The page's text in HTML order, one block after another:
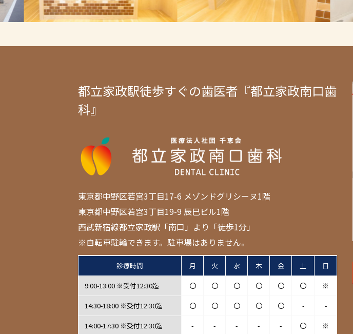
都立家政駅徒歩すぐの歯医者『都立家政南口歯
科』
東京都中野区若宮3丁目17-6 メゾンドグリシーヌ1階
東京都中野区若宮3丁目19-9 辰巳ビル1階
西武新宿線都立家政駅「南口」より「徒歩1分」
※自転車駐輪できます。駐車場はありません。
診療時間 月 火 水 木 金 土 日
9:00-13:00 ※受付12:30迄 〇 〇 〇 〇 〇 〇 ※
14:30-18:00 ※受付12:30迄 〇 〇 〇 〇 〇 - -
14:00-17:30 ※受付12:30迄 - - - - - 〇 ※